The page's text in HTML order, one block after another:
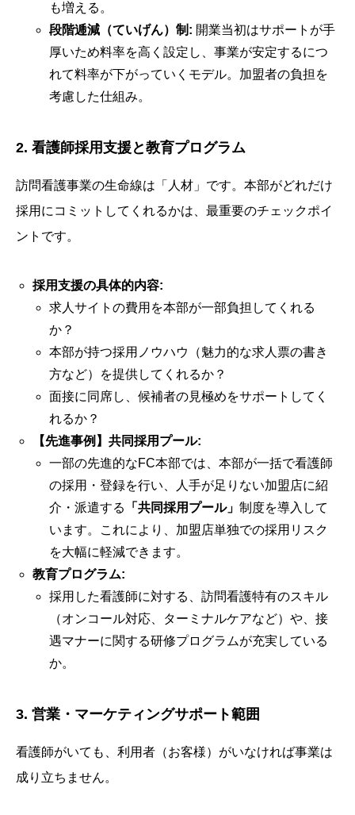
も増える。
段階逓減（ていげん）制: 開業当初はサポートが手
厚いため料率を高く設定し、事業が安定するにつ
れて料率が下がっていくモデル。加盟者の負担を
考慮した仕組み。
2. 看護師採用支援と教育プログラム
訪問看護事業の生命線は「人材」です。本部がどれだけ
採用にコミットしてくれるかは、最重要のチェックポイ
ントです。
採用支援の具体的内容:
求人サイトの費用を本部が一部負担してくれる
か？
本部が持つ採用ノウハウ（魅力的な求人票の書き
方など）を提供してくれるか？
面接に同席し、候補者の見極めをサポートしてく
れるか？
【先進事例】共同採用プール:
一部の先進的なFC本部では、本部が一括で看護師
の採用・登録を行い、人手が足りない加盟店に紹
介・派遣する 「共同採用プール」 制度を導入して
います。これにより、加盟店単独での採用リスク
を大幅に軽減できます。
教育プログラム:
採用した看護師に対する、訪問看護特有のスキル
（オンコール対応、ターミナルケアなど）や、接
遇マナーに関する研修プログラムが充実している
か。
3. 営業・マーケティングサポート範囲
看護師がいても、利用者（お客様）がいなければ事業は
成り立ちません。